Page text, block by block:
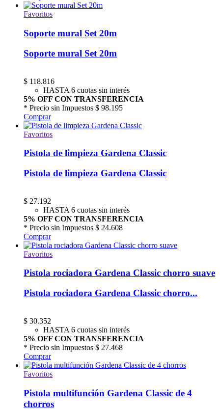
Favoritos
Soporte mural Set 20m
Soporte mural Set 20m
$ 118.816
HASTA 6 cuotas sin interés
5% OFF CON TRANSFERENCIA
* Precio sin Impuestos $ 98.195
Comprar
Favoritos
Pistola de limpieza Gardena Classic
Pistola de limpieza Gardena Classic
$ 27.192
HASTA 6 cuotas sin interés
5% OFF CON TRANSFERENCIA
* Precio sin Impuestos $ 24.608
Comprar
Favoritos
Pistola rociadora Gardena Classic chorro suave
Pistola rociadora Gardena Classic chorro...
$ 30.352
HASTA 6 cuotas sin interés
5% OFF CON TRANSFERENCIA
* Precio sin Impuestos $ 27.468
Comprar
Favoritos
Pistola multifunción Gardena Classic de 4
chorros